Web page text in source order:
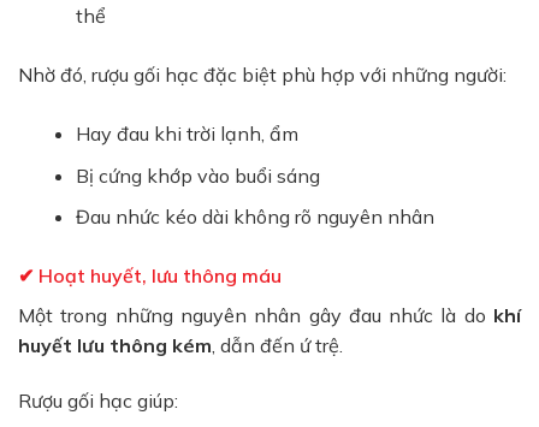
thể
Nhờ đó, rượu gối hạc đặc biệt phù hợp với những người:
Hay đau khi trời lạnh, ẩm
Bị cứng khớp vào buổi sáng
Đau nhức kéo dài không rõ nguyên nhân
✔ Hoạt huyết, lưu thông máu
Một trong những nguyên nhân gây đau nhức là do khí
huyết lưu thông kém, dẫn đến ứ trệ.
Rượu gối hạc giúp: